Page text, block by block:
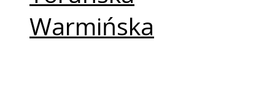
Warmińska